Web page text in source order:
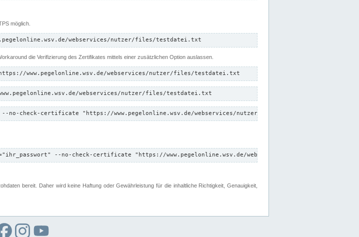
möglich.
webservices/nutzer/files/testdatei.txt
die Verifizierung des Zertifikates mittels einer zusätzlichen Option auslassen.
www.pegelonline.wsv.de/webservices/nutzer/files/testdatei.txt
webservices/nutzer/files/testdatei.txt
no-check-certificate "https://www.pegelonline.wsv.de/webservices/nutzer/files/testdatei.txt"
--no-check-certificate "https://www.pegelonline.wsv.de/webservices/nutzer/files"
bereit. Daher wird keine Haftung oder Gewährleistung für die inhaltliche Richtigkeit, Genauigkeit,